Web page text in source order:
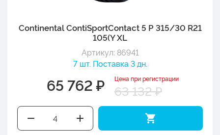
Continental ContiSportContact 5 P 315/30 R21
105(Y XL
Артикул: 86941
7 шт. Поставка 3 дн.
65 762 ₽ Цена при регистрации
63 132 ₽